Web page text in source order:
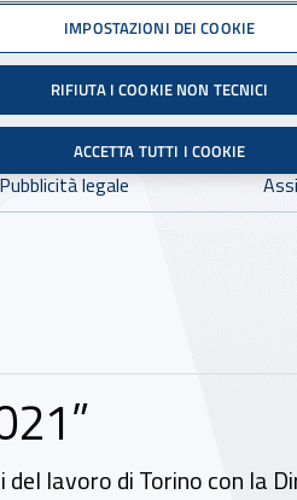
Infortuni
Facebook - Sito
X - Sito
Dove cercare:
Pubblicità legale
lavoro di Torino con la
IMPOSTAZIONI DEI COOKIE
RIFIUTA I COOKIE NON TECNICI
ACCETTA TUTTI I COOKIE